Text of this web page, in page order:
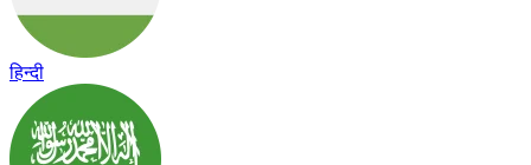
हिन्दी